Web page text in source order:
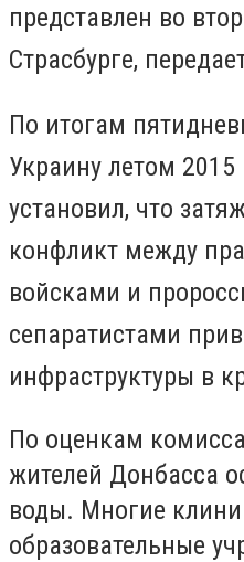
представлен во
Страсбурге,
По итогам
Украину летом
установил, что
конфликт между
войсками и
сепаратистами
инфраструктуры в
По оценкам
жителей Донбасса
воды. Многие
образовательные